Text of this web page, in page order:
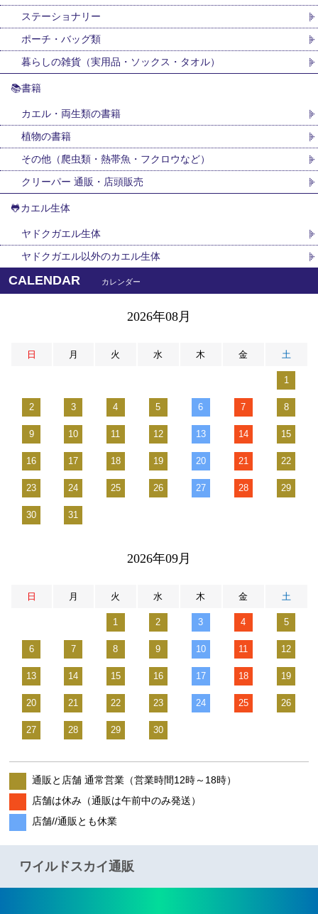
ステーショナリー
ポーチ・バッグ類
暮らしの雑貨（実用品・ソックス・タオル）
📚書籍
カエル・両生類の書籍
植物の書籍
その他（爬虫類・熱帯魚・フクロウなど）
クリーパー 通販・店頭販売
🐸カエル生体
ヤドクガエル生体
ヤドクガエル以外のカエル生体
CALENDAR カレンダー
2026年08月
日 月 火 水 木 金 土
1
2 3 4 5 6 7 8
9 10 11 12 13 14 15
16 17 18 19 20 21 22
23 24 25 26 27 28 29
30 31
2026年09月
日 月 火 水 木 金 土
1 2 3 4 5
6 7 8 9 10 11 12
13 14 15 16 17 18 19
20 21 22 23 24 25 26
27 28 29 30
通販と店舗 通常営業（営業時間12時～18時）
店舗は休み（通販は午前中のみ発送）
店舗//通販とも休業
ワイルドスカイ通販